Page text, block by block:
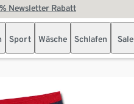
Newsletter Rabatt
Sport Wäsche Schlafen Sale